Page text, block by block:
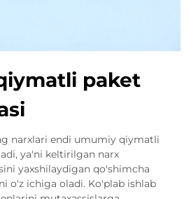
paket
narxlari endi umumiy qiymatli
ya'ni keltirilgan narx
yaxshilaydigan qo'shimcha
o'z ichiga oladi. Ko'plab ishlab